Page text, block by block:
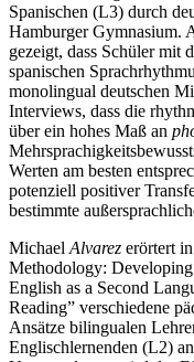
Spanischen (L3) durch
Hamburger Gymnasium.
gezeigt, dass Schüler mit
spanischen
monolingual deutschen
Interviews, dass die
über ein hohes Maß an
Werten am besten
potenziell positiver
bestimmte
MichaelAlvarez erörtert
Methodology:
English as a Second
Reading” verschiedene
Ansätze bilingualen
Englischlernenden (L2)